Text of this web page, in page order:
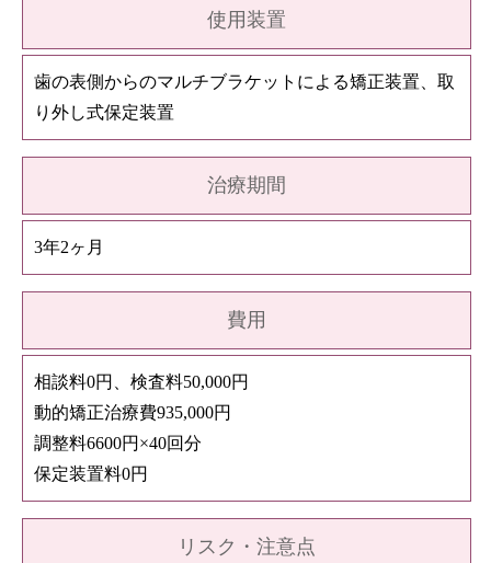
使用装置
歯の表側からのマルチブラケットによる矯正装置、取
り外し式保定装置
治療期間
3年2ヶ月
費用
相談料0円、検査料50,000円
動的矯正治療費935,000円
調整料6600円×40回分
保定装置料0円
リスク・注意点